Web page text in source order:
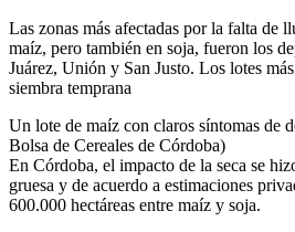
Las zonas más afectadas por la falta de
maíz, pero también en soja, fueron los
Juárez, Unión y San Justo. Los lotes
siembra temprana
Un lote de maíz con claros síntomas de
Bolsa de Cereales de Córdoba)
En Córdoba, el impacto de la seca se
gruesa y de acuerdo a estimaciones
600.000 hectáreas entre maíz y soja.